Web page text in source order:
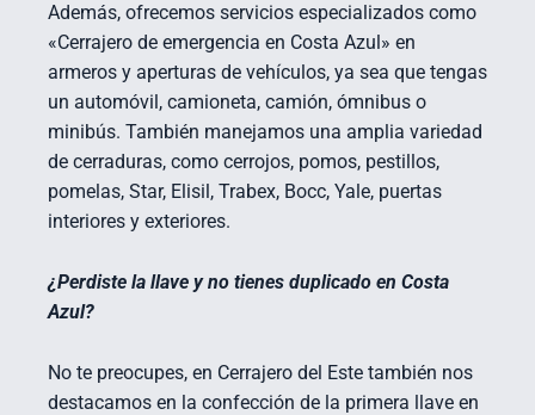
Además, ofrecemos servicios especializados como
«Cerrajero de emergencia en Costa Azul» en
armeros y aperturas de vehículos, ya sea que tengas
un automóvil, camioneta, camión, ómnibus o
minibús. También manejamos una amplia variedad
de cerraduras, como cerrojos, pomos, pestillos,
pomelas, Star, Elisil, Trabex, Bocc, Yale, puertas
interiores y exteriores.
¿Perdiste la llave y no tienes duplicado en Costa
Azul?
No te preocupes, en Cerrajero del Este también nos
destacamos en la confección de la primera llave en